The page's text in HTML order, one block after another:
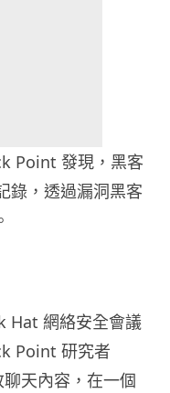
Point 發現，黑客
錄，透過漏洞黑客
Hat 網絡安全會議
Point 研究者
天內容，在一個